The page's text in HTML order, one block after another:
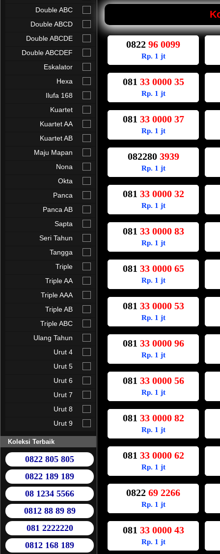
Double ABC
Double ABCD
Double ABCDE
Double ABCDEF
Eskalator
Hexa
Ilufa 168
Kuartet
Kuartet AA
Kuartet AB
Maju Mapan
Nona
Okta
Panca
Panca AB
Sapta
Seri Tahun
Tangga
Triple
Triple AA
Triple AAA
Triple AB
Triple ABC
Ulang Tahun
Urut 4
Urut 5
Urut 6
Urut 7
Urut 8
Urut 9
Koleksi Terbaik
0822 805 805
0822 189 189
08 1234 5566
0812 88 89 89
081 2222220
0812 168 189
0822 96 0099
Rp. 1 jt
081 33 0000 35
Rp. 1 jt
081 33 0000 37
Rp. 1 jt
082280 3939
Rp. 1 jt
081 33 0000 32
Rp. 1 jt
081 33 0000 83
Rp. 1 jt
081 33 0000 65
Rp. 1 jt
081 33 0000 53
Rp. 1 jt
081 33 0000 96
Rp. 1 jt
081 33 0000 56
Rp. 1 jt
081 33 0000 82
Rp. 1 jt
081 33 0000 62
Rp. 1 jt
0822 69 2266
Rp. 1 jt
081 33 0000 43
Rp. 1 jt